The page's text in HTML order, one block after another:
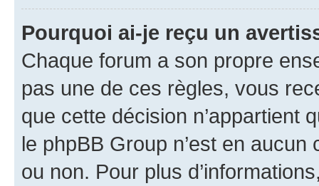
Pourquoi ai-je reçu un
Chaque forum a son propre
pas une de ces règles, vous
que cette décision n’appartient
le phpBB Group n’est en
ou non. Pour plus